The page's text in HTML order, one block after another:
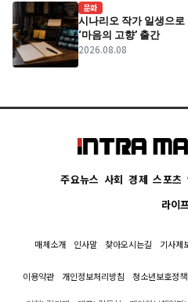
문화
시나리오 작가 일생으
‘마음의 고향’ 출간
2026.08.08
주요뉴스 사회 경제 스포츠
라이프
매체소개 인사말 찾아오시는길 기사제
이용약관 개인정보처리방침 청소년보호정책